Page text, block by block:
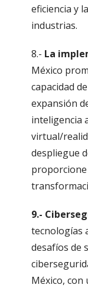
eficiencia y
industrias.
8.- La
México
capacidad
expansión
inteligencia
virtual/
despliegue
9.-
tecnologías
desafíos de
México, con